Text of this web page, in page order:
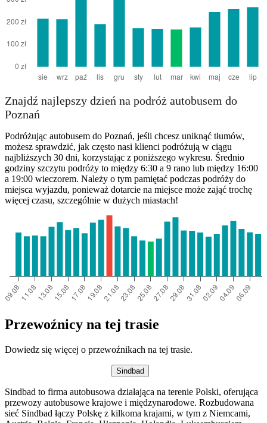
Znajdź najlepszy dzień na podróż autobusem do
Poznań
Podróżując autobusem do Poznań, jeśli chcesz uniknąć tłumów,
możesz sprawdzić, jak często nasi klienci podróżują w ciągu
najbliższych 30 dni, korzystając z poniższego wykresu. Średnio
godziny szczytu podróży to między 6:30 a 9 rano lub między 16:00
a 19:00 wieczorem. Należy o tym pamiętać podczas podróży do
miejsca wyjazdu, ponieważ dotarcie na miejsce może zająć trochę
więcej czasu, szczególnie w dużych miastach!
Przewoźnicy na tej trasie
Dowiedz się więcej o przewoźnikach na tej trasie.
Sindbad
Sindbad to firma autobusowa działająca na terenie Polski, oferująca
przewozy autobusowe krajowe i międzynarodowe. Rozbudowana
sieć Sindbad łączy Polskę z kilkoma krajami, w tym z Niemcami,